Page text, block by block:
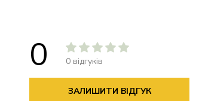
0 0 відгуків
ЗАЛИШИТИ ВІДГУК